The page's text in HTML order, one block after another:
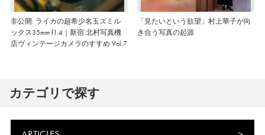
非公開: ライカの超希少名玉ズミル
ックス35mm f1.4｜新宿 北村写真機
店ヴィンテージカメラのすすめ Vol.7
「見たいという欲望」村上華子が向
き合う写真の起源
カテゴリで探す